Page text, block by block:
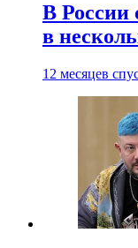
В России
в
12 месяцев